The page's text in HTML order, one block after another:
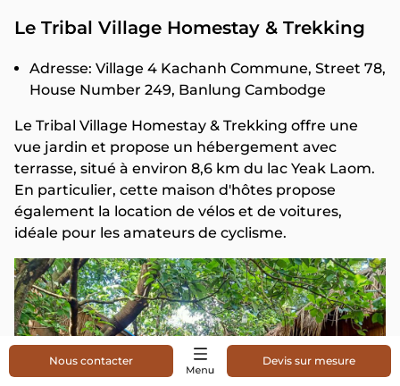
Le Tribal Village Homestay & Trekking
Adresse: Village 4 Kachanh Commune, Street 78,
House Number 249, Banlung Cambodge
Le Tribal Village Homestay & Trekking offre une
vue jardin et propose un hébergement avec
terrasse, situé à environ 8,6 km du lac Yeak Laom.
En particulier, cette maison d'hôtes propose
également la location de vélos et de voitures,
idéale pour les amateurs de cyclisme.
Nous contacter Devis sur mesure